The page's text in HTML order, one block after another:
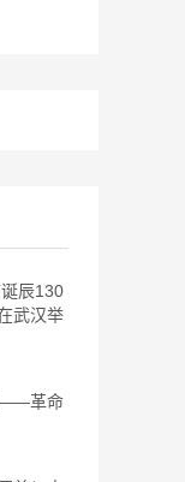
辰130
武汉举
——革命